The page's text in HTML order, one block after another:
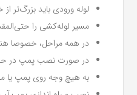
لوله ورودی باید بزرگ‌تر
مسیر لوله‌کشی را
در همه مراحل، خصوصا
در صورت نصب پمپ در حیاط
به هیچ وجه روی پمپ یا